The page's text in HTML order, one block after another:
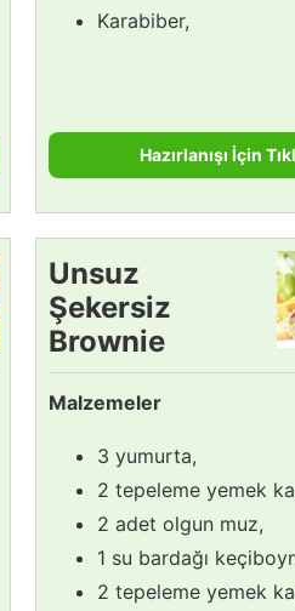
Karabiber,
Hazırlanışı İçin
Unsuz
Şekersiz
Brownie
Tarifi
Malzemeler
3 yumurta,
2 tepeleme yemek
2 adet olgun muz,
1 su bardağı
2 tepeleme yemek